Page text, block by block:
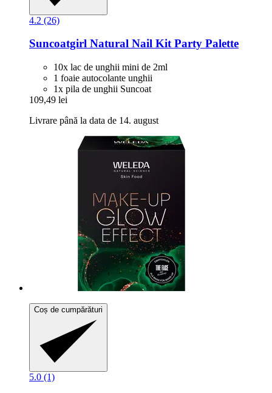
4.2 (26)
Suncoatgirl Natural Nail Kit Party Palette
10x lac de unghii mini de 2ml
1 foaie autocolante unghii
1x pila de unghii Suncoat
109,49 lei
Livrare până la data de 14. august
Coș de cumpărături
5.0 (1)